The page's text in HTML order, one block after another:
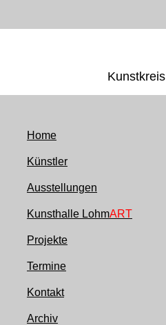
Kunstkreis
Home
Künstler
Ausstellungen
Kunsthalle LohmART
Projekte
Termine
Kontakt
Archiv